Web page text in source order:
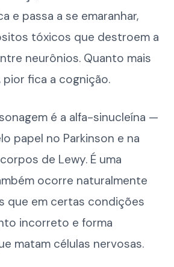
e passa a se emaranhar,
tóxicos que destroem a
neurônios. Quanto mais
pior fica a cognição.
é a alfa-sinucleína —
papel no Parkinson e na
de Lewy. É uma
ocorre naturalmente
que em certas condições
incorreto e forma
matam células nervosas.